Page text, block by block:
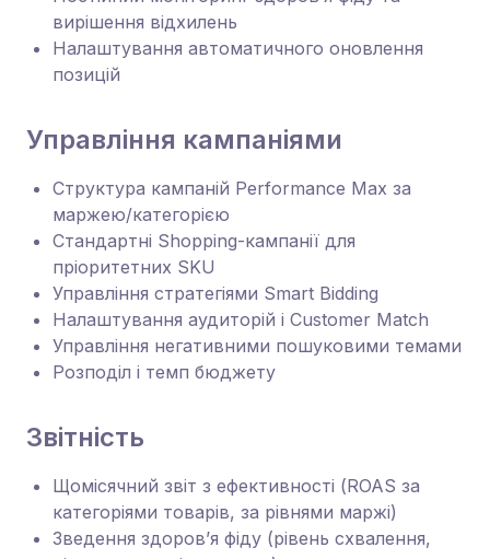
вирішення відхилень
Налаштування автоматичного оновлення
позицій
Управління кампаніями
Структура кампаній Performance Max за
маржею/категорією
Стандартні Shopping-кампанії для
пріоритетних SKU
Управління стратегіями Smart Bidding
Налаштування аудиторій і Customer Match
Управління негативними пошуковими темами
Розподіл і темп бюджету
Звітність
Щомісячний звіт з ефективності (ROAS за
категоріями товарів, за рівнями маржі)
Зведення здоров’я фіду (рівень схвалення,